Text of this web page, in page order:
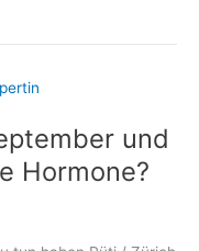
und
Hormone?